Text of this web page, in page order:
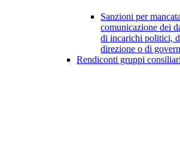
Sanzioni per
comunicazione dei
di incarichi politici,
direzione o di
Rendiconti gruppi